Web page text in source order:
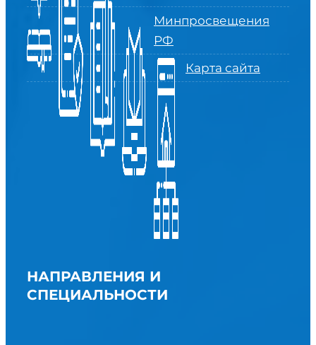
Минпросвещения
РФ
Карта сайта
НАПРАВЛЕНИЯ И
СПЕЦИАЛЬНОСТИ